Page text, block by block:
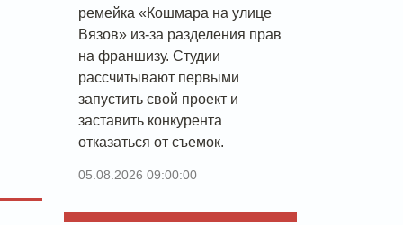
ремейка «Кошмара на улице
Вязов» из-за разделения прав
на франшизу. Студии
рассчитывают первыми
запустить свой проект и
заставить конкурента
отказаться от съемок.
05.08.2026 09:00:00